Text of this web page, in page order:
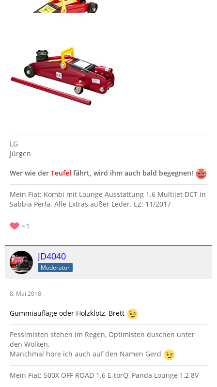
LG
Jürgen
Wer wie der Teufel fährt, wird ihm auch bald begegnen!
Mein Fiat: Kombi mit Lounge Ausstattung 1.6 Multijet DCT in
Sabbia Perla. Alle Extras außer Leder. EZ: 11/2017
5
JD4040
Moderator
8. Mai 2018
Gummiauflage oder Holzklotz, Brett
Pessimisten stehen im Regen, Optimisten duschen unter
den Wolken.
Manchmal höre ich auch auf den Namen Gerd
Mein Fiat: 500X OFF ROAD 1.6 E-torQ, Panda Lounge 1,2 8V